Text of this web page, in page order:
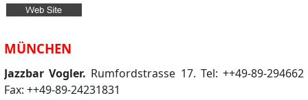
MÜNCHEN
Jazzbar Vogler. Rumfordstrasse 17. Tel: ++49-89-294662
Fax: ++49-89-24231831